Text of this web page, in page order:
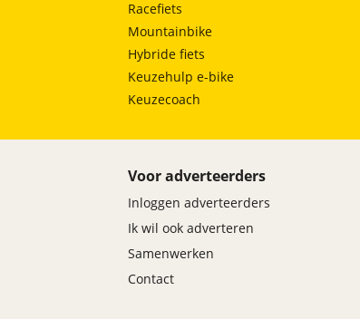
Racefiets
Mountainbike
Hybride fiets
Keuzehulp e-bike
Keuzecoach
Voor adverteerders
Inloggen adverteerders
Ik wil ook adverteren
Samenwerken
Contact